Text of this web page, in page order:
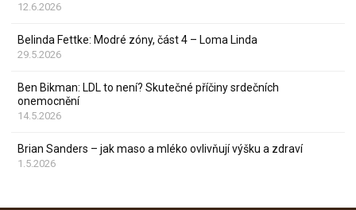
12.6.2026
Belinda Fettke: Modré zóny, část 4 – Loma Linda
29.5.2026
Ben Bikman: LDL to není? Skutečné příčiny srdečních
onemocnění
14.5.2026
Brian Sanders – jak maso a mléko ovlivňují výšku a zdraví
1.5.2026